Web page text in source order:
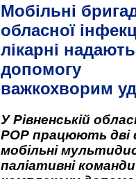
Мобільні
обласної
лікарні надають
допомогу
важкохворим
У Рівненській
РОР працюють дві
мобільні
паліативні